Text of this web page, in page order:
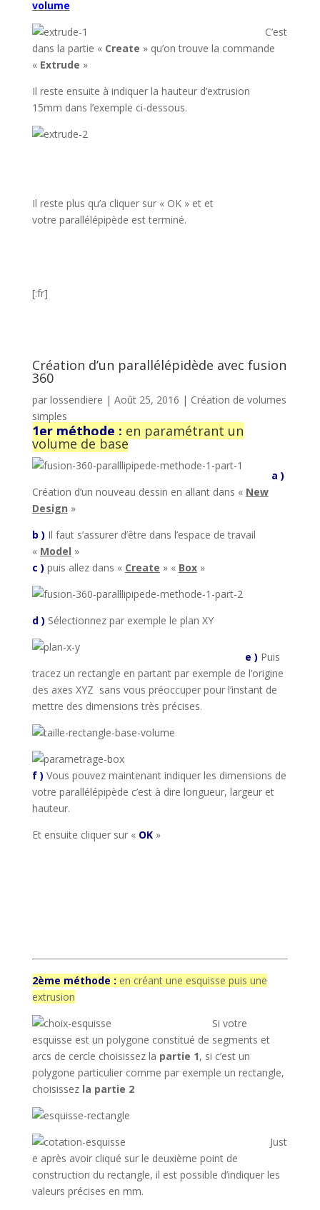
volume
C’est
dans la partie « Create » qu’on trouve la commande
« Extrude »
Il reste ensuite à indiquer la hauteur d’extrusion
15mm dans l’exemple ci-dessous.
Il reste plus qu’a cliquer sur « OK » et et
votre parallélépipède est terminé.
[:fr]
Création d’un parallélépidède avec fusion
360
par lossendiere | Août 25, 2016 | Création de volumes
simples
1er méthode : en paramétrant un
volume de base
a )
Création d’un nouveau dessin en allant dans « New
Design »
b ) Il faut s’assurer d’être dans l’espace de travail
« Model »
c ) puis allez dans « Create » « Box»
d ) Sélectionnez par exemple le plan XY
e ) Puis
tracez un rectangle en partant par exemple de l’origine
des axes XYZ sans vous préoccuper pour l’instant de
mettre des dimensions très précises.
f ) Vous pouvez maintenant indiquer les dimensions de
votre parallélépipède c’est à dire longueur, largeur et
hauteur.
Et ensuite cliquer sur « OK»
2ème méthode : en créant une esquisse puis une
extrusion
Si votre
esquisse est un polygone constitué de segments et
arcs de cercle choisissez la partie 1, si c’est un
polygone particulier comme par exemple un rectangle,
choisissez la partie 2
Just
e après avoir cliqué sur le deuxième point de
construction du rectangle, il est possible d’indiquer les
valeurs précises en mm.